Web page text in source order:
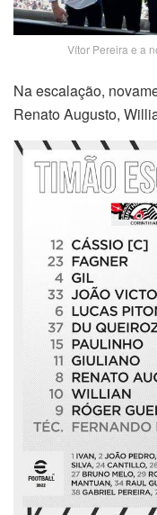
Vítor Pereira e a
Na escalação,
Renato Augusto,